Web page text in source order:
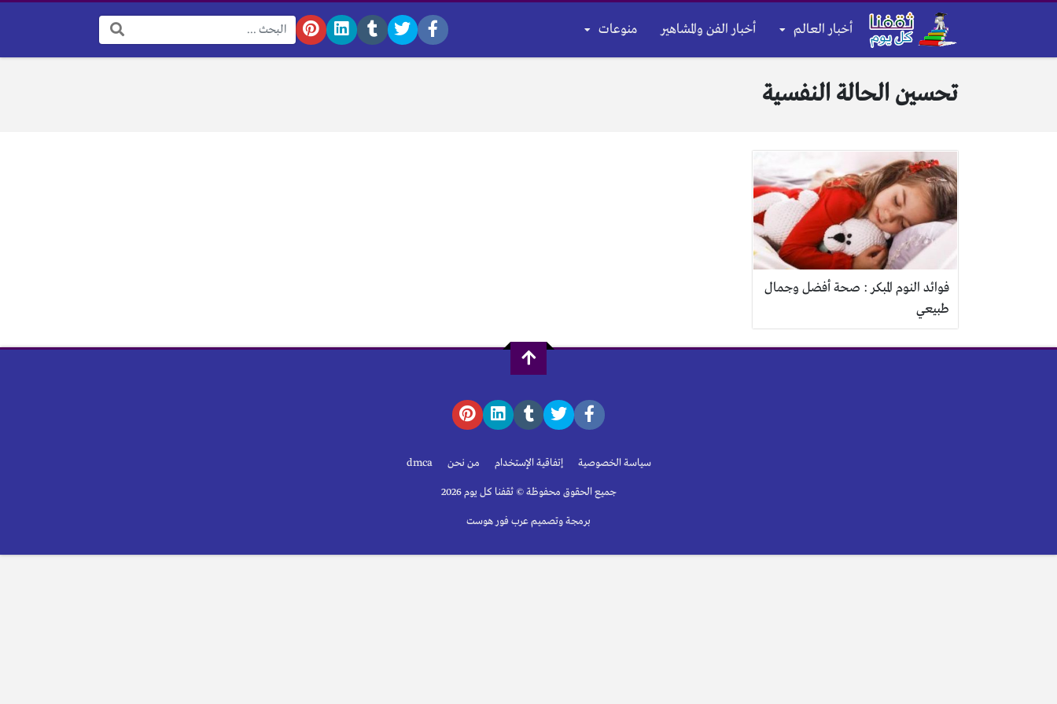
أخبار العالم أخبار الفن والمشاهير منوعات
البحث:
تحسين الحالة النفسية
فوائد النوم المبكر : صحة أفضل وجمال
طبيعي
سياسة الخصوصية إتفاقية الإستخدام من نحن dmca
جميع الحقوق محفوظة © ثقفنا كل يوم 2026
برمجة وتصميم عرب فور هوست